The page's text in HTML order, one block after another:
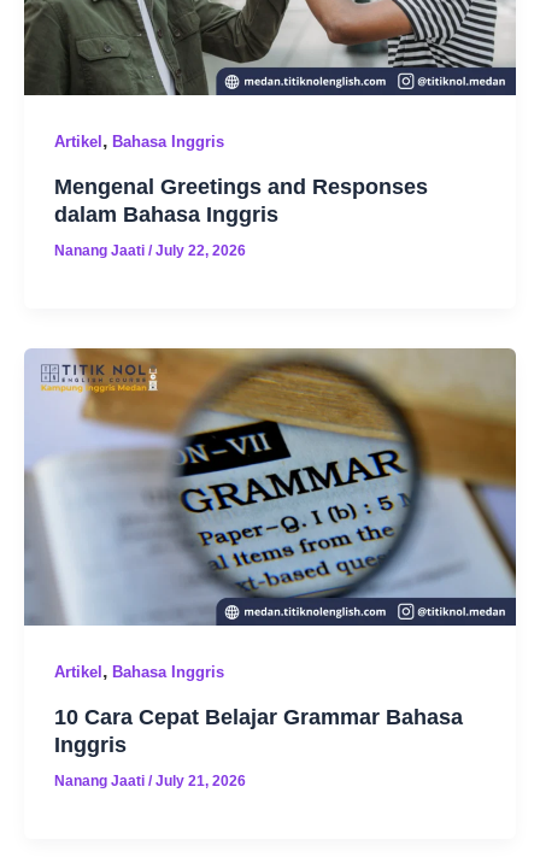
Artikel , Bahasa Inggris
Mengenal Greetings and Responses
dalam Bahasa Inggris
Nanang Jaati /July 22, 2026
Artikel , Bahasa Inggris
10 Cara Cepat Belajar Grammar Bahasa
Inggris
Nanang Jaati /July 21, 2026